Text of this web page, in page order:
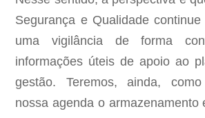
Segurança e Qualidade
uma vigilância de forma
informações úteis de apoio ao
gestão. Teremos, ainda,
nossa agenda o armazenamento